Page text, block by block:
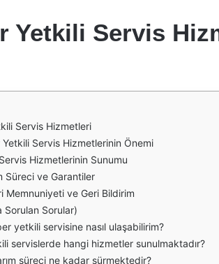
Yetkili Servis
Servis Hizmetleri
Yetkili Servis Hizmetlerinin Önemi
Hizmetlerinin Sunumu
Süreci ve Garantiler
Memnuniyeti ve Geri Bildirim
Sorulan Sorular)
yetkili servisine nasıl ulaşabilirim?
servislerde hangi hizmetler sunulmaktadır?
süreci ne kadar sürmektedir?